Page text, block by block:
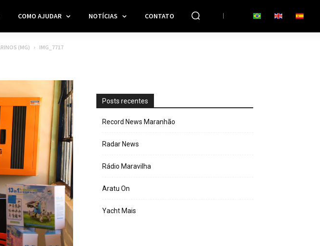
COMO AJUDAR NOTÍCIAS CONTATO
(MG) IMG_7717
Posts recentes
Record News Maranhão
Radar News
Rádio Maravilha
Aratu On
Yacht Mais